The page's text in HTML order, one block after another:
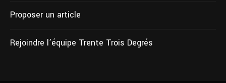
Proposer un article
Rejoindre l’équipe Trente Trois Degrés